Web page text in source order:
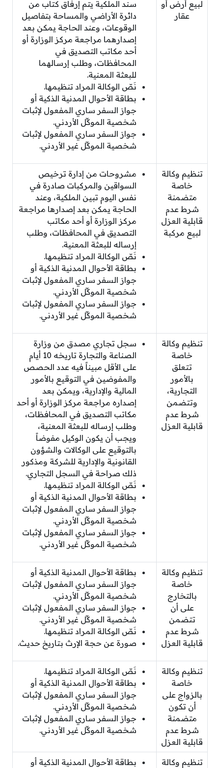
لبيع أرض أو
عقار
سند الملكية يتم إرفاق كتاب من
دائرة الأراضي والمساحة بتفاصيل
الوقوعات، وعند الحاجة يمكن بعد
إصدارهما مراجعة مركز الوزارة أو
أحد مكاتب التصديق في
المحافظات، وطلب إرسالهما
للبعثة المعنية.
نَصّ الوكالة المراد تنظيمها.
بطاقة الأحوال المدنية الذكية أو
جواز السفر ساري المفعول لإثبات
شخصية الموكِّل الأردني.
جواز السفر ساري المفعول لإثبات
شخصية الموكِّل غير الأردني.
تنظيم وكالة
خاصة
متضمنة
شرط عدم
قابلية العزل
لبيع مركبة
مشروحات من إدارة ترخيص
السواقين والمركبات صادرة في
نفس اليوم تبين الملكية، وعند
الحاجة يمكن بعد إصدارها مراجعة
مركز الوزارة أو أحد مكاتب
التصديق في المحافظات، وطلب
إرساله للبعثة المعنية.
نَصّ الوكالة المراد تنظيمها.
بطاقة الأحوال المدنية الذكية أو
جواز السفر ساري المفعول لإثبات
شخصية الموكِّل الأردني.
جواز السفر ساري المفعول لإثبات
شخصية الموكِّل غير الأردني.
تنظيم وكالة
خاصة
تتعلق
بالأمور
التجارية،
وتتضمن
شرط عدم
قابلية العزل
سجل تجاري مصدق من وزارة
الصناعة والتجارة تاريخه 10 أيام
على الأقل مبيناً فيه عدد الحصص
والمفوضين في التوقيع بالأمور
المالية والإدارية، ويمكن بعد
إصداره مراجعة مركز الوزارة أو أحد
مكاتب التصديق في المحافظات،
وطلب إرساله للبعثة المعنية،
ويجب أن يكون الوكيل مفوضاً
بالتوقيع على الوكالات والشؤون
القانونية والإدارية للشركة ومذكور
ذلك صراحة في السجل التجاري.
نَصّ الوكالة المراد تنظيمها.
بطاقة الأحوال المدنية الذكية أو
جواز السفر ساري المفعول لإثبات
شخصية الموكِّل الأردني.
جواز السفر ساري المفعول لإثبات
شخصية الموكِّل غير الأردني.
تنظيم وكالة
خاصة
بالتخارج
على أن
تتضمن
شرط عدم
قابلية العزل
بطاقة الأحوال المدنية الذكية أو
جواز السفر ساري المفعول لإثبات
شخصية الموكِّل الأردني.
جواز السفر ساري المفعول لإثبات
شخصية الموكِّل غير الأردني.
نَصّ الوكالة المراد تنظيمها.
صورة عن حجة الإرث بتاريخ حديث.
تنظيم وكالة
خاصة
بالزواج على
أن تكون
متضمنة
شرط عدم
قابلية العزل
نَصّ الوكالة المراد تنظيمها.
بطاقة الأحوال المدنية الذكية أو
جواز السفر ساري المفعول لإثبات
شخصية الموكِّل الأردني.
جواز السفر ساري المفعول لإثبات
شخصية الموكِّل غير الأردني.
تنظيم وكالة
بطاقة الأحوال المدنية الذكية أو